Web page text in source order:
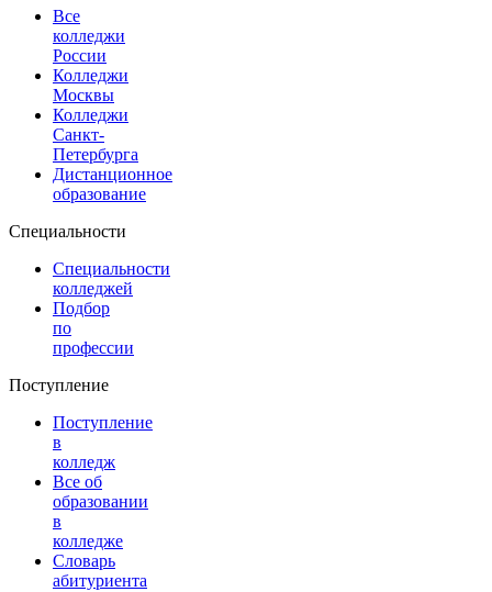
Все
колледжи
России
Колледжи
Москвы
Колледжи
Санкт-
Петербурга
Дистанционное
образование
Специальности
Специальности
колледжей
Подбор
по
профессии
Поступление
Поступление
в
колледж
Все об
образовании
в
колледже
Словарь
абитуриента